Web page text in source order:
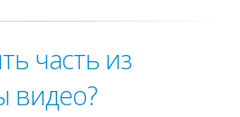
часть из
видео?